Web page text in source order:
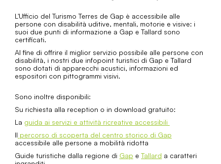
L'Ufficio del Turismo Terres de Gap è accessibile alle
persone con disabilità uditive, mentali, motorie e visive: i
suoi due punti di informazione a Gap e Tallard sono
certificati.
Al fine di offrire il miglior servizio possibile alle persone con
disabilità, i nostri due infopoint turistici di Gap e Tallard
sono dotati di apparecchi acustici, informazioni ed
espositori con pittogrammi visivi.
Sono inoltre disponibili:
Su richiesta alla reception o in download gratuito:
La guida ai servizi e attività ricreative accessibili
Il percorso di scoperta del centro storico di Gap
accessibile alle persone a mobilità ridotta
Guide turistiche dalla regione di Gap e Tallard a caratteri